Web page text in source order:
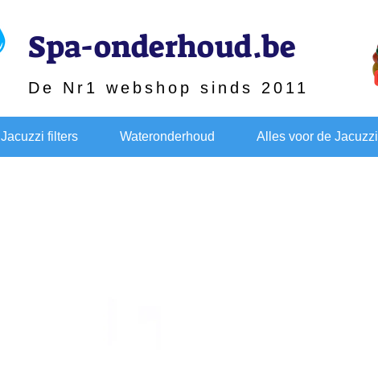
Spa-onderhoud.be
De Nr1 webshop sinds 2011
Jacuzzi filters Wateronderhoud Alles voor de Jacuzzi